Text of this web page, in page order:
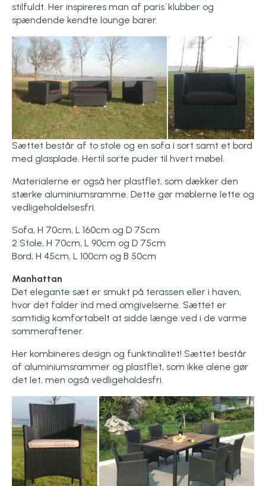
stilfuldt. Her inspireres man af paris´klubber og
spændende kendte lounge barer.
Sættet består af to stole og en sofa i sort samt et bord
med glasplade. Hertil sorte puder til hvert møbel.
Materialerne er også her plastflet, som dækker den
stærke aluminiumsramme. Dette gør møblerne lette og
vedligeholdelsesfri.
Sofa, H 70cm, L 160cm og D 75cm
2 Stole, H 70cm, L 90cm og D 75cm
Bord, H 45cm, L 100cm og B 50cm
Manhattan
Det elegante sæt er smukt på terassen eller i haven,
hvor det falder ind med omgivelserne. Sættet er
samtidig komfortabelt at sidde længe ved i de varme
sommeraftener.
Her kombineres design og funktinalitet! Sættet består
af aluminiumsrammer og plastflet, som ikke alene gør
det let, men også vedligeholdesfri.